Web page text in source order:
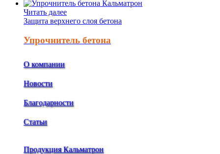
Читать далее
Защита верхнего слоя бетона
Упрочнитель бетона
О компании
Новости
Благодарности
Статьи
Продукция Кальматрон